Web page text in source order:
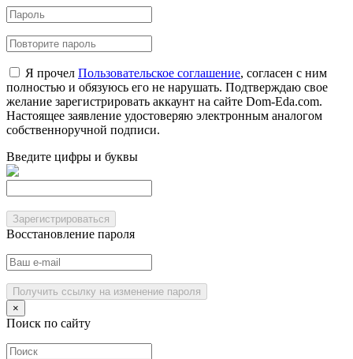
Я прочел Пользовательское соглашение, согласен с ним
полностью и обязуюсь его не нарушать. Подтверждаю свое
желание зарегистрировать аккаунт на сайте Dom-Eda.com.
Настоящее заявление удостоверяю электронным аналогом
собственноручной подписи.
Введите цифры и буквы
Зарегистрироваться
Восстановление пароля
Получить ссылку на изменение пароля
×
Поиск по сайту